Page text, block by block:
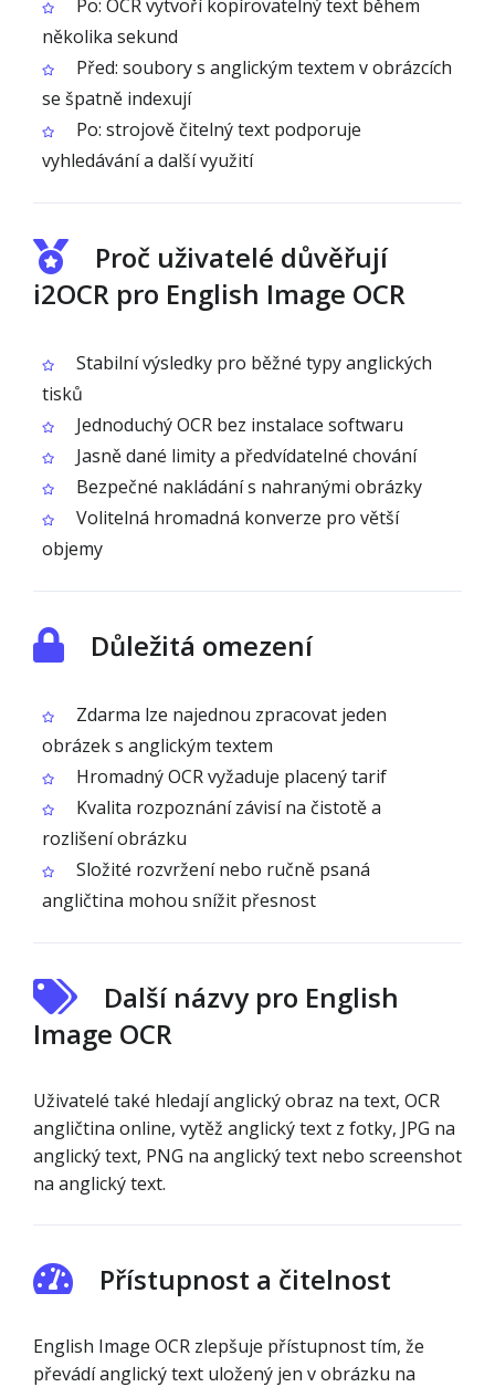
Po: OCR vytvoří kopírovatelný text během
několika sekund
Před: soubory s anglickým textem v obrázcích
se špatně indexují
Po: strojově čitelný text podporuje
vyhledávání a další využití
Proč uživatelé důvěřují
i2OCR pro English Image OCR
Stabilní výsledky pro běžné typy anglických
tisků
Jednoduchý OCR bez instalace softwaru
Jasně dané limity a předvídatelné chování
Bezpečné nakládání s nahranými obrázky
Volitelná hromadná konverze pro větší
objemy
Důležitá omezení
Zdarma lze najednou zpracovat jeden
obrázek s anglickým textem
Hromadný OCR vyžaduje placený tarif
Kvalita rozpoznání závisí na čistotě a
rozlišení obrázku
Složité rozvržení nebo ručně psaná
angličtina mohou snížit přesnost
Další názvy pro English
Image OCR
Uživatelé také hledají anglický obraz na text, OCR
angličtina online, vytěž anglický text z fotky, JPG na
anglický text, PNG na anglický text nebo screenshot
na anglický text.
Přístupnost a čitelnost
English Image OCR zlepšuje přístupnost tím, že
převádí anglický text uložený jen v obrázku na